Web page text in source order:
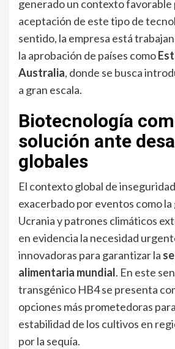
generado un contexto favorable
aceptación de este tipo de
sentido, la empresa está
la aprobación de países como
Australia, donde se busca
a gran escala.
Biotecnología
solución ante
globales
El contexto global de
exacerbado por eventos como la
Ucrania y patrones climáticos
en evidencia la necesidad
innovadoras para garantizar la
alimentaria mundial. En este
transgénico HB4 se presenta
opciones más prometedoras
estabilidad de los cultivos en
por la sequía.